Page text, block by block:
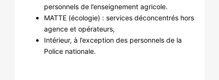
personnels de l’enseignement agricole.
MATTE (écologie) : services déconcentrés hors
agence et opérateurs,
Intérieur, à l’exception des personnels de la
Police nationale.